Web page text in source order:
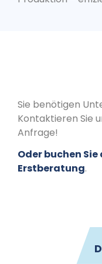
Sie benötigen
Kontaktieren Sie
Anfrage!
Oder buchen
Erstberatung.